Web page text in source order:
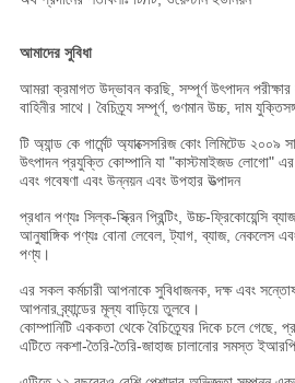
আমাদের সুবিধা
আমরা ক্রমাগত উদ্ভাবন করছি, সম্পূর্ণ উৎপাদন
বাহিনীর সাথে। বৈচিত্র্য সম্পূর্ণ, গুণমান উচ্চ, দাম
টি অ্যান্ড কে গার্মেন্ট অ্যাক্সেসরিজ কোং লিমিটেড ২০০৯
উৎপাদন প্রযুক্তি কোম্পানি যা "কাস্টমাইজড লোগো" এর
এবং গবেষণা এবং উন্নয়ন এবং উপহার উত্পাদন
প্রধান পণ্যঃ সিল্ক-স্ক্রিন প্রিন্টিং, উচ্চ-ফ্রিকোয়েন্সি
আনুষাঙ্গিক পণ্যঃ বোনা লেবেল, ট্যাগ, ব্যাজ, নেকলেস
পণ্য।
এর সকল কর্মচারী আপনাকে সুবিধাজনক, দক্ষ এবং
আপনার ব্র্যান্ডের মূল্য বাড়িয়ে তুলবে।
কোম্পানিটি এককতা থেকে বৈচিত্র্যের দিকে চলে গেছে,
এটিতে নকশা-তৈরি-তৈরি-জাহাজ চালানোর সমস্ত ইআরপি